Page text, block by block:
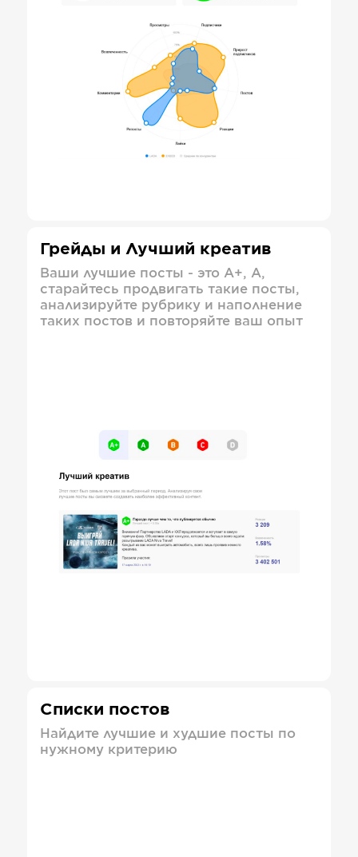
Грейды и Лучший креатив
Ваши лучшие посты - это А+, А,
старайтесь продвигать такие посты,
анализируйте рубрику и наполнение
таких постов и повторяйте ваш опыт
Списки постов
Найдите лучшие и худшие посты по
нужному критерию